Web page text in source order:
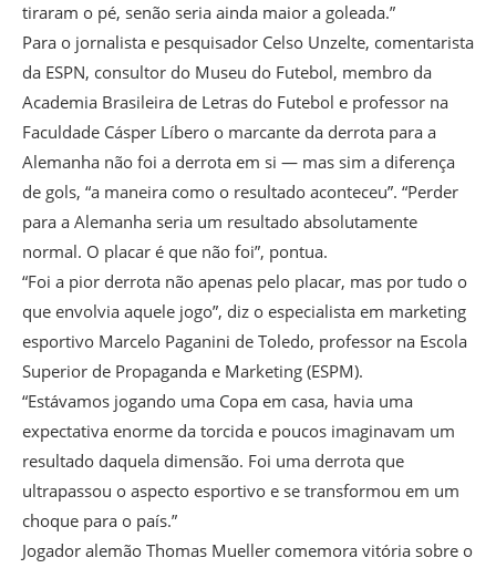
tiraram o pé, senão seria ainda maior a goleada.”
Para o jornalista e pesquisador Celso Unzelte, comentarista
da ESPN, consultor do Museu do Futebol, membro da
Academia Brasileira de Letras do Futebol e professor na
Faculdade Cásper Líbero o marcante da derrota para a
Alemanha não foi a derrota em si — mas sim a diferença
de gols, “a maneira como o resultado aconteceu”. “Perder
para a Alemanha seria um resultado absolutamente
normal. O placar é que não foi”, pontua.
“Foi a pior derrota não apenas pelo placar, mas por tudo o
que envolvia aquele jogo”, diz o especialista em marketing
esportivo Marcelo Paganini de Toledo, professor na Escola
Superior de Propaganda e Marketing (ESPM).
“Estávamos jogando uma Copa em casa, havia uma
expectativa enorme da torcida e poucos imaginavam um
resultado daquela dimensão. Foi uma derrota que
ultrapassou o aspecto esportivo e se transformou em um
choque para o país.”
Jogador alemão Thomas Mueller comemora vitória sobre o